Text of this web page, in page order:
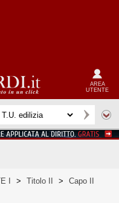
AREA
UTENTE
I > Titolo II >
Capo II